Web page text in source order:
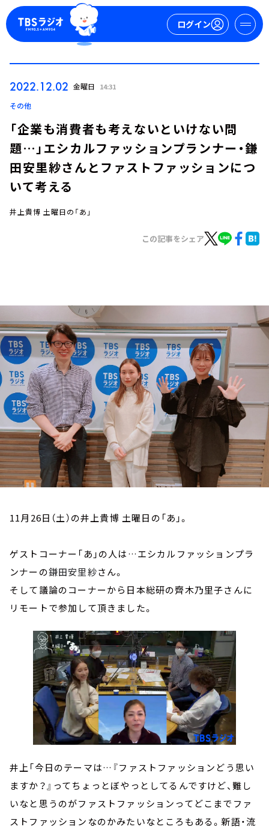
ログイン
今日の番組表
YouTube
会社情報
2022.12.02 金曜日 14:31
その他
「企業も消費者も考えないといけない問
題…」エシカルファッションプランナー・鎌
田安里紗さんとファストファッションにつ
いて考える
井上貴博 土曜日の「あ」
この記事をシェア
11月26日（土）の井上貴博 土曜日の「あ」。
ゲストコーナー「あ」の人は…エシカルファッションプラ
ンナーの鎌田安里紗さん。
そして議論のコーナーから日本総研の齊木乃里子さんに
リモートで参加して頂きました。
井上「今日のテーマは…『ファストファッションどう思い
ますか？』ってちょっとぼやっとしてるんですけど、難し
いなと思うのがファストファッションってどこまでファ
ストファッションなのかみたいなところもある。新語・流